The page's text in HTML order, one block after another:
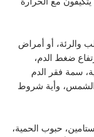
والرئة، أو أمراض
ضغط الدم،
سمة فقر الدم
الشمس، وأية شروط
حبوب الحمية،